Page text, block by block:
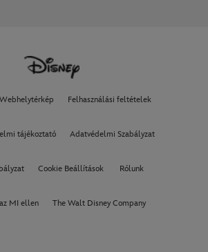
Webhelytérkép Felhasználási feltételek
tájékoztató Adatvédelmi Szabályzat
Cookie Beállítások Rólunk
MI ellen The Walt Disney Company